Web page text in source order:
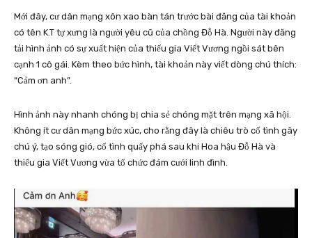
Mới đây, cư dân mạng xôn xao bàn tán trước bài đăng của tài khoản
có tên K.T tự xưng là người yêu cũ của chồng Đỗ Hà. Người này đăng
tải hình ảnh có sự xuất hiện của thiếu gia Viết Vương ngồi sát bên
cạnh 1 cô gái. Kèm theo bức hình, tài khoản này viết dòng chú thích:
“Cảm ơn anh”.
Hình ảnh này nhanh chóng bị chia sẻ chóng mặt trên mạng xã hội.
Không ít cư dân mạng bức xúc, cho rằng đây là chiêu trò cố tình gây
chú ý, tạo sóng gió, cố tình quấy phá sau khi Hoa hậu Đỗ Hà và
thiếu gia Viết Vương vừa tổ chức đám cưới linh đình.